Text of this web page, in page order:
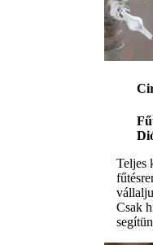
Teljes
Csak